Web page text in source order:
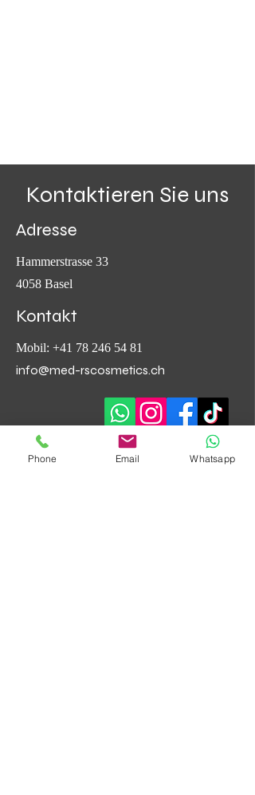
Kontaktieren Sie uns
Adresse
Hammerstrasse 33
4058 Basel
Kontakt
Mobil: +41 78 246 54 81
info@med-rscosmetics.ch
Öffnungszeiten
Phone Email Whatsapp